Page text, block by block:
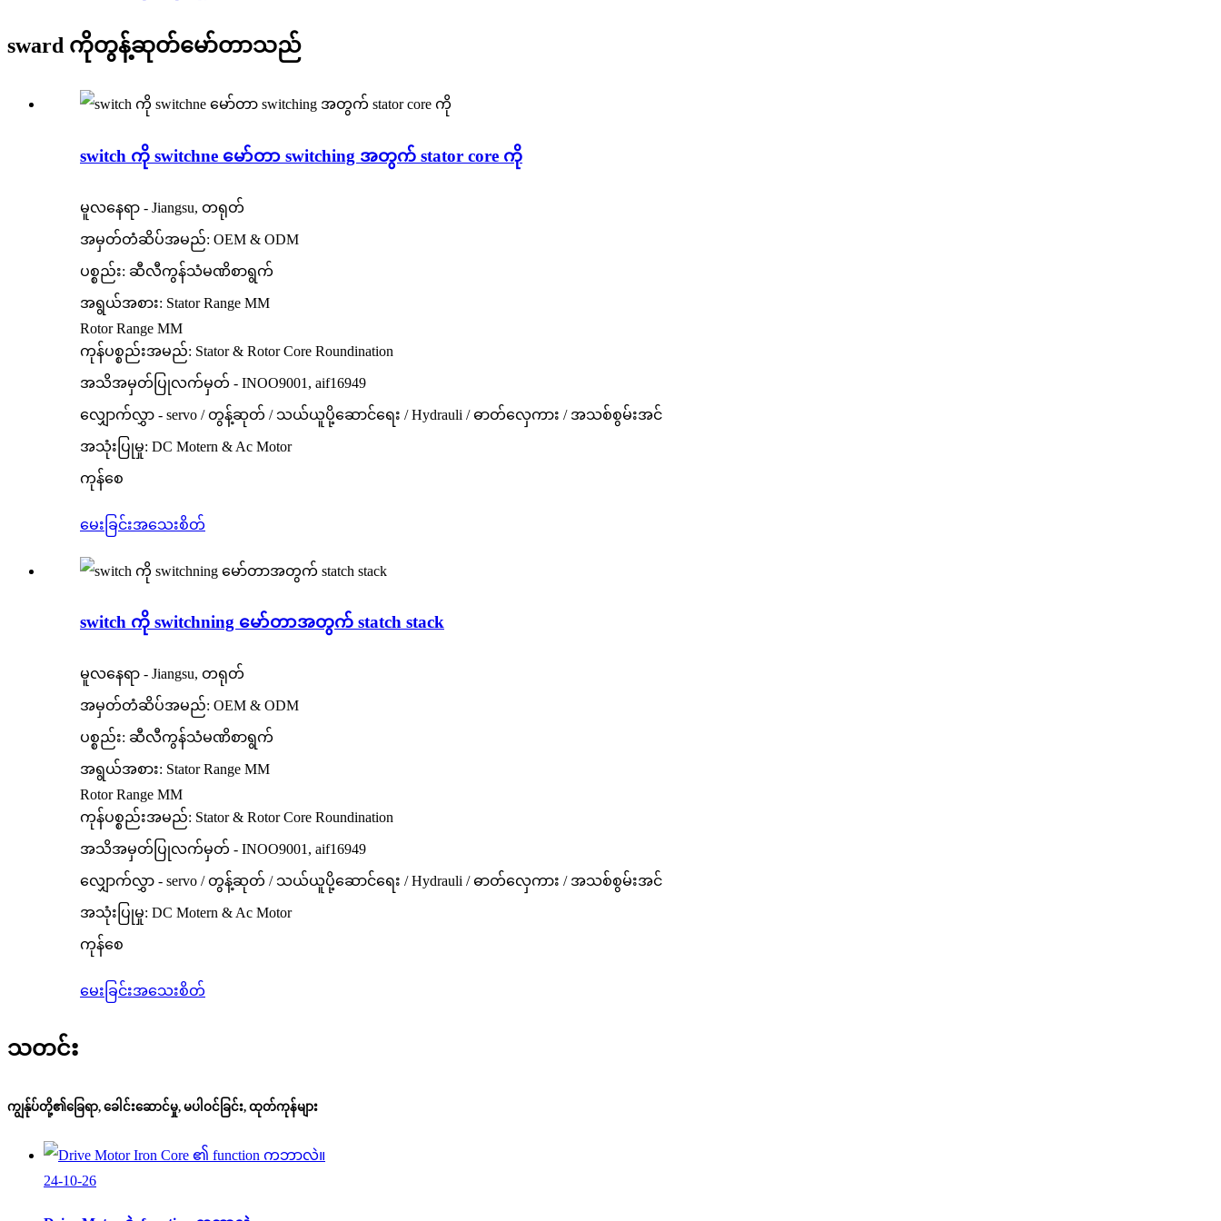
sward ကိုတွန့်ဆုတ်မော်တာသည်
switch ကို switchne မော်တာ switching အတွက် stator core ကို
မူလနေရာ - Jiangsu, တရုတ်
အမှတ်တံဆိပ်အမည်: OEM & ODM
ပစ္စည်း: ဆီလီကွန်သံမဏိစာရွက်
အရွယ်အစား: Stator Range MM
Rotor Range MM
ကုန်ပစ္စည်းအမည်: Stator & Rotor Core Roundination
အသိအမှတ်ပြုလက်မှတ် - INOO9001, aif16949
လျှောက်လွှာ - servo / တွန့်ဆုတ် / သယ်ယူပို့ဆောင်ရေး / Hydrauli / ဓာတ်လှေကား / အသစ်စွမ်းအင်
အသုံးပြုမှု: DC Motern & Ac Motor
ကုန်စေ
မေးခြင်းအသေးစိတ်
switch ကို switchning မော်တာအတွက် statch stack
မူလနေရာ - Jiangsu, တရုတ်
အမှတ်တံဆိပ်အမည်: OEM & ODM
ပစ္စည်း: ဆီလီကွန်သံမဏိစာရွက်
အရွယ်အစား: Stator Range MM
Rotor Range MM
ကုန်ပစ္စည်းအမည်: Stator & Rotor Core Roundination
အသိအမှတ်ပြုလက်မှတ် - INOO9001, aif16949
လျှောက်လွှာ - servo / တွန့်ဆုတ် / သယ်ယူပို့ဆောင်ရေး / Hydrauli / ဓာတ်လှေကား / အသစ်စွမ်းအင်
အသုံးပြုမှု: DC Motern & Ac Motor
ကုန်စေ
မေးခြင်းအသေးစိတ်
သတင်း
ကျွန်ုပ်တို့၏ခြေရာ, ခေါင်းဆောင်မှု, မပါဝင်ခြင်း, ထုတ်ကုန်များ
24-10-26